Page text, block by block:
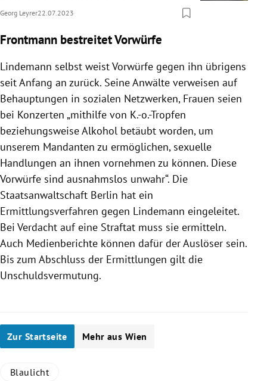
Georg Leyrer22.07.2023
Frontmann bestreitet Vorwürfe
Lindemann selbst weist Vorwürfe gegen ihn übrigens
seit Anfang an zurück. Seine Anwälte verweisen auf
Behauptungen in sozialen Netzwerken, Frauen seien
bei Konzerten „mithilfe von K.-o.-Tropfen
beziehungsweise Alkohol betäubt worden, um
unserem Mandanten zu ermöglichen, sexuelle
Handlungen an ihnen vornehmen zu können. Diese
Vorwürfe sind ausnahmslos unwahr“. Die
Staatsanwaltschaft Berlin hat ein
Ermittlungsverfahren gegen Lindemann eingeleitet.
Bei Verdacht auf eine Straftat muss sie ermitteln.
Auch Medienberichte können dafür der Auslöser sein.
Bis zum Abschluss der Ermittlungen gilt die
Unschuldsvermutung.
Zur Startseite Mehr aus Wien
Blaulicht